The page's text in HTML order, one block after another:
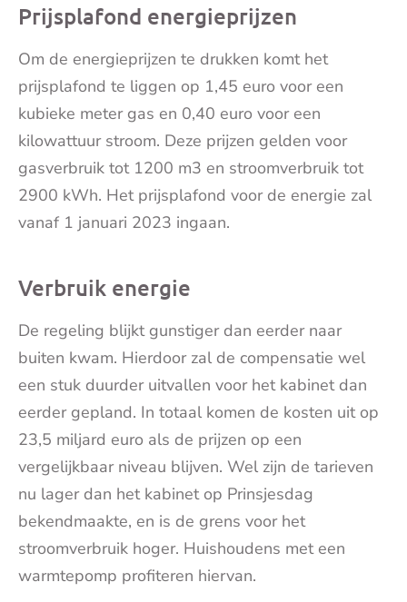
Prijsplafond energieprijzen
Om de energieprijzen te drukken komt het
prijsplafond te liggen op 1,45 euro voor een
kubieke meter gas en 0,40 euro voor een
kilowattuur stroom. Deze prijzen gelden voor
gasverbruik tot 1200 m3 en stroomverbruik tot
2900 kWh. Het prijsplafond voor de energie zal
vanaf 1 januari 2023 ingaan.
Verbruik energie
De regeling blijkt gunstiger dan eerder naar
buiten kwam. Hierdoor zal de compensatie wel
een stuk duurder uitvallen voor het kabinet dan
eerder gepland. In totaal komen de kosten uit op
23,5 miljard euro als de prijzen op een
vergelijkbaar niveau blijven. Wel zijn de tarieven
nu lager dan het kabinet op Prinsjesdag
bekendmaakte, en is de grens voor het
stroomverbruik hoger. Huishoudens met een
warmtepomp profiteren hiervan.